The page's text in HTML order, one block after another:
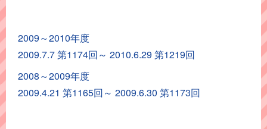
ア
ー
カ
イ
2009～2010年度
2009.7.7 第1174回～ 2010.6.29 第1219回
2008～2009年度
2009.4.21 第1165回～ 2009.6.30 第1173回